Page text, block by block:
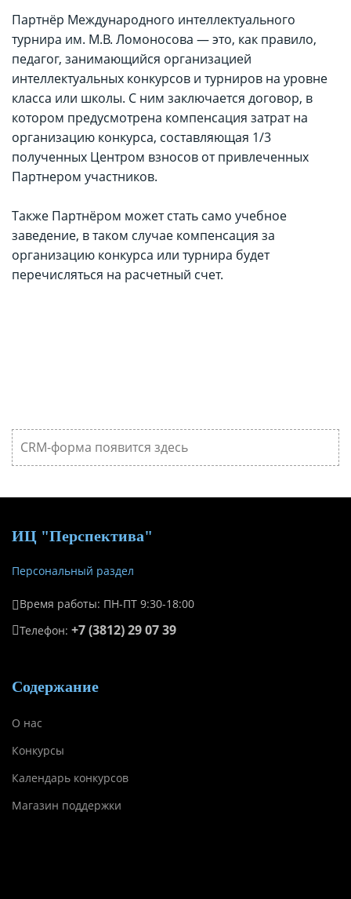
Партнёр Международного интеллектуального
турнира им. М.В. Ломоносова — это, как правило,
педагог, занимающийся организацией
интеллектуальных конкурсов и турниров на уровне
класса или школы. С ним заключается договор, в
котором предусмотрена компенсация затрат на
организацию конкурса, составляющая 1/3
полученных Центром взносов от привлеченных
Партнером участников.
Также Партнёром может стать само учебное
заведение, в таком случае компенсация за
организацию конкурса или турнира будет
перечисляться на расчетный счет.
CRM-форма появится здесь
ИЦ "Перспектива"
Персональный раздел
Время работы: ПН-ПТ 9:30-18:00
Телефон: +7 (3812) 29 07 39
Содержание
О нас
Конкурсы
Календарь конкурсов
Магазин поддержки